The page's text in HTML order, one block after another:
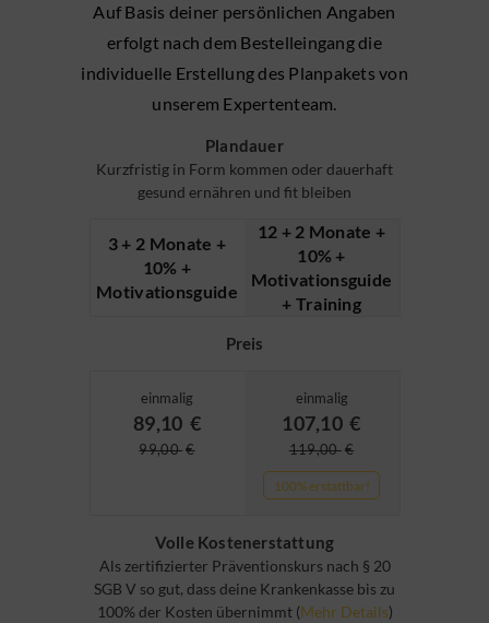
Auf Basis deiner persönlichen Angaben
erfolgt nach dem Bestelleingang die
individuelle Erstellung des Planpakets von
unserem Expertenteam.
Plandauer
Kurzfristig in Form kommen oder dauerhaft
gesund ernähren und fit bleiben
3 + 2 Monate +
10% +
Motivationsguide
12 + 2 Monate +
10% +
Motivationsguide
+ Training
Preis
einmalig
89,10 €
99,00 €
einmalig
107,10 €
119,00€
100% erstattbar!
Volle Kostenerstattung
Als zertifizierter Präventionskurs nach § 20
SGB V so gut, dass deine Krankenkasse bis zu
100% der Kosten übernimmt (Mehr Details)